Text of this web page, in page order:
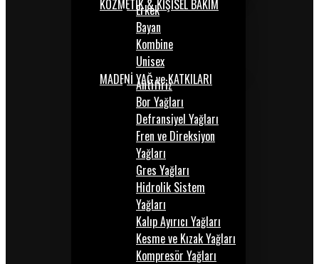
KOZMETİK & KİŞİSEL BAKIM
Erkek
Bayan
Kombine
Unisex
MADENİ YAĞ ve KATKILARI
Antifiriz
Bor Yağları
Defransiyel Yağları
Fren ve Direksiyon
Yağları
Gres Yağları
Hidrolik Sistem
Yağları
Kalıp Ayırıcı Yağları
Kesme ve Kızak Yağları
Kompresör Yağları